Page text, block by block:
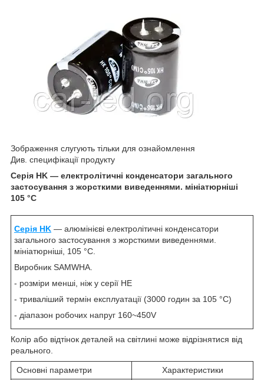
Зображення слугують тільки для ознайомлення
Див. специфікації продукту
Серія HK — електролітичні конденсатори загального
застосування з жорсткими виведеннями. мініатюрніші
105 °C
Серія HK — алюмінієві електролітичні конденсатори
загального застосування з жорсткими виведеннями.
мініатюрніші, 105 °C.
Виробник SAMWHA.
- розміри менші, ніж у серії HE
- триваліший термін експлуатації (3000 годин за 105 °C)
- діапазон робочих напруг 160~450V
Колір або відтінок деталей на світлині може відрізнятися від
реального.
Основні параметри
Характеристики